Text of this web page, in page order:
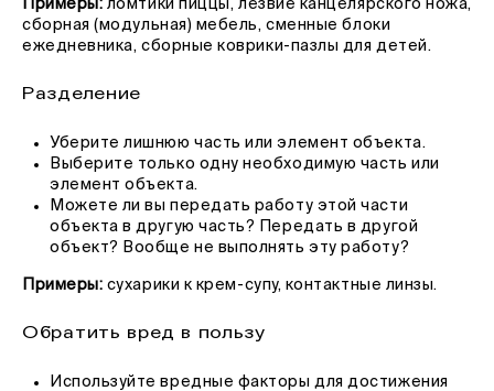
Примеры: ломтики пиццы, лезвие канцелярского ножа,
сборная (модульная) мебель, сменные блоки
ежедневника, сборные коврики-пазлы для детей.
Разделение
Уберите лишнюю часть или элемент объекта.
Выберите только одну необходимую часть или
элемент объекта.
Можете ли вы передать работу этой части
объекта в другую часть? Передать в другой
объект? Вообще не выполнять эту работу?
Примеры: сухарики к крем-супу, контактные линзы.
Обратить вред в пользу
Используйте вредные факторы для достижения